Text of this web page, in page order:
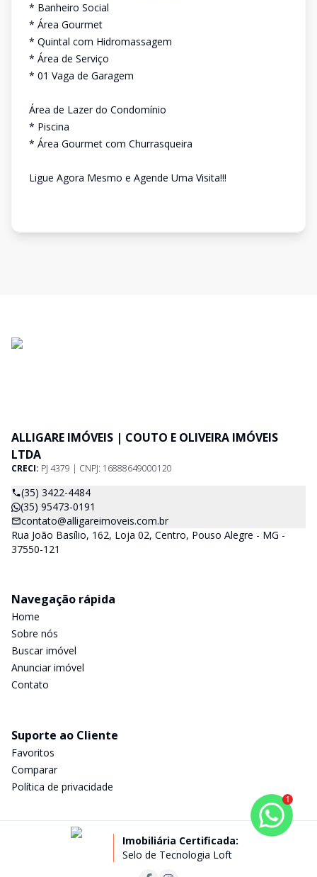
* Banheiro Social
* Área Gourmet
* Quintal com Hidromassagem
* Área de Serviço
* 01 Vaga de Garagem
Área de Lazer do Condomínio
* Piscina
* Área Gourmet com Churrasqueira
Ligue Agora Mesmo e Agende Uma Visita!!!
ALLIGARE IMÓVEIS | COUTO E OLIVEIRA IMÓVEIS
LTDA
CRECI: PJ 4379 | CNPJ: 16888649000120
(35) 3422-4484
(35) 95473-0191
contato@alligareimoveis.com.br
Rua João Basílio, 162, Loja 02, Centro, Pouso Alegre - MG -
37550-121
Navegação rápida
Home
Sobre nós
Buscar imóvel
Anunciar imóvel
Contato
Suporte ao Cliente
Favoritos
Comparar
Política de privacidade
Imobiliária Certificada:
Selo de Tecnologia Loft
1